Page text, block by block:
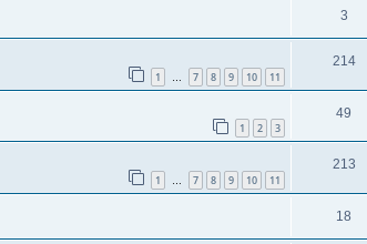
3
1 … 7 8 9 10 11
214
1 2 3
49
1 … 7 8 9 10 11
213
18